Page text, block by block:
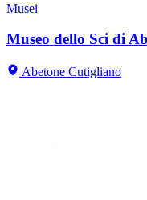
Musei
Museo dello Sci di
Abetone Cutigliano